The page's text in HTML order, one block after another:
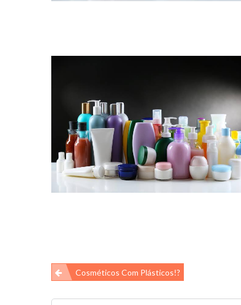
Navegação
de
Cosméticos Com Plásticos!?